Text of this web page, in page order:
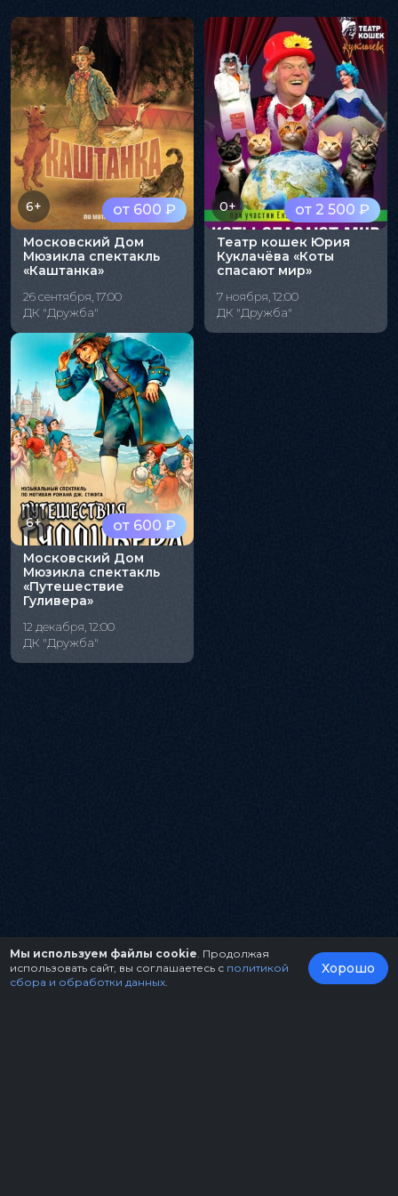
от 600 ₽
6+
Московский Дом
Мюзикла спектакль
«Каштанка»
26 сентября, 17:00
ДК "Дружба"
от 2 500 ₽
0+
Театр кошек Юрия
Куклачёва «Коты
спасают мир»
7 ноября, 12:00
ДК "Дружба"
от 600 ₽
6+
Московский Дом
Мюзикла спектакль
«Путешествие
Гуливера»
12 декабря, 12:00
ДК "Дружба"
Мы используем файлы cookie . Продолжая
использовать сайт, вы соглашаетесь с политикой
сбора и обработки данных
Хорошо